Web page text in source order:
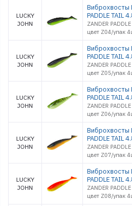
LUCKY
JOHN
Виброхвосты
PADDLE TAIL
ZANDER
цвет Z04/упак
LUCKY
JOHN
Виброхвосты
PADDLE TAIL
ZANDER
цвет Z05/упак
LUCKY
JOHN
Виброхвосты
PADDLE TAIL
ZANDER
цвет Z06/упак
LUCKY
JOHN
Виброхвосты
PADDLE TAIL
ZANDER
цвет Z07/упак
LUCKY
JOHN
Виброхвосты
PADDLE TAIL
ZANDER
цвет Z08/упак